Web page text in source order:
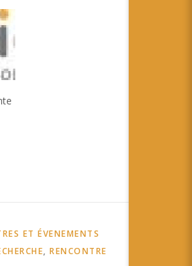
ET ÉVENEMENTS
, RENCONTRE